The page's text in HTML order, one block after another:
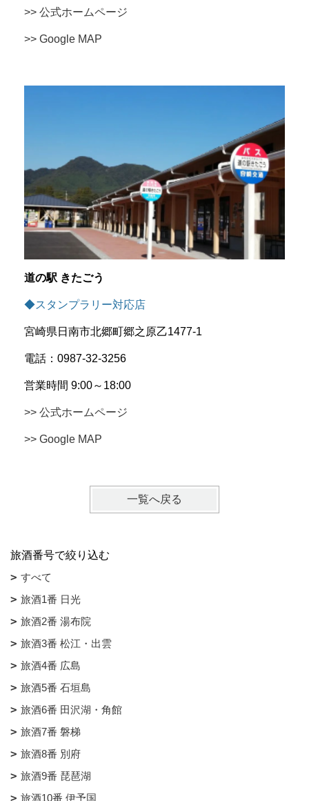
>> 公式ホームページ
>> Google MAP
道の駅 きたごう
◆スタンプラリー対応店
宮崎県日南市北郷町郷之原乙1477-1
電話：0987-32-3256
営業時間 9:00～18:00
>> 公式ホームページ
>> Google MAP
一覧へ戻る
旅酒番号で絞り込む
すべて
旅酒1番 日光
旅酒2番 湯布院
旅酒3番 松江・出雲
旅酒4番 広島
旅酒5番 石垣島
旅酒6番 田沢湖・角館
旅酒7番 磐梯
旅酒8番 別府
旅酒9番 琵琶湖
旅酒10番 伊予国